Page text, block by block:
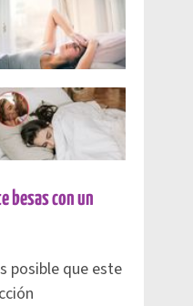
besas con un
posible que este